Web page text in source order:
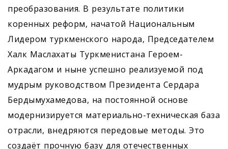
преобразования. В результате политики
коренных реформ, начатой Национальным
Лидером туркменского народа, Председателем
Халк Маслахаты Туркменистана Героем-
Аркадагом и ныне успешно реализуемой под
мудрым руководством Президента Сердара
Бердымухамедова, на постоянной основе
модернизируется материально-техническая база
отрасли, внедряются передовые методы. Это
создаёт прочную базу для отечественных